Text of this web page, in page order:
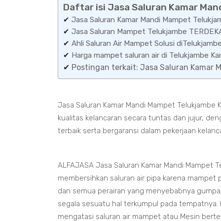
Daftar isi Jasa Saluran Kamar
✔ Jasa Saluran Kamar Mandi Mampet
✔ Jasa Saluran Mampet Telukjambe
✔ Ahli Saluran Air Mampet Solusi
✔ Harga mampet saluran air di Telukjambe
✔ Postingan terkait: Jasa Saluran Kamar
Jasa Saluran Kamar Mandi Mampet
kualitas kelancaran secara tuntas dan jujur,
terbaik serta bergaransi dalam pekerjaan
ALFAJASA Jasa Saluran Kamar Mandi Mampet
membersihkan saluran air pipa karena mampet
dan semua perairan yang menyebabnya
segala sesuatu hal terkumpul pada
mengatasi saluran air mampet atau Mesin